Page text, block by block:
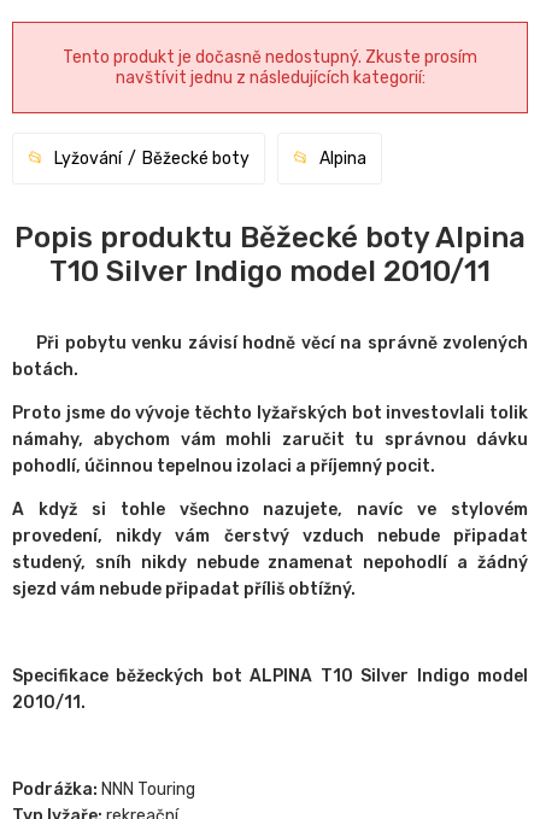
Tento produkt je dočasně nedostupný. Zkuste prosím
navštívit jednu z následujících kategorií:
Lyžování Běžecké boty Alpina
Popis produktu Běžecké boty Alpina
T10 Silver Indigo model 2010/11
Při pobytu venku závisí hodně věcí na správně zvolených
botách.
Proto jsme do vývoje těchto lyžařských bot investovlali tolik
námahy, abychom vám mohli zaručit tu správnou dávku
pohodlí, účinnou tepelnou izolaci a příjemný pocit.
A když si tohle všechno nazujete, navíc ve stylovém
provedení, nikdy vám čerstvý vzduch nebude připadat
studený, sníh nikdy nebude znamenat nepohodlí a žádný
sjezd vám nebude připadat příliš obtížný.
Specifikace běžeckých bot ALPINA T10 Silver Indigo model
2010/11.
Podrážka: NNN Touring